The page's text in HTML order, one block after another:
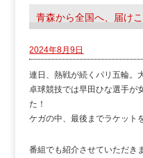
青森から全国へ、届け
2024年8月9日
連日、熱戦が続くパリ五輪。
卓球競技では早田ひな選手が
た！
ケガの中、最後までラケット
番組でも紹介させていただき